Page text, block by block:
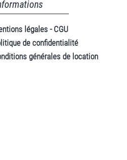
légales - CGU
de confidentialité
générales de location